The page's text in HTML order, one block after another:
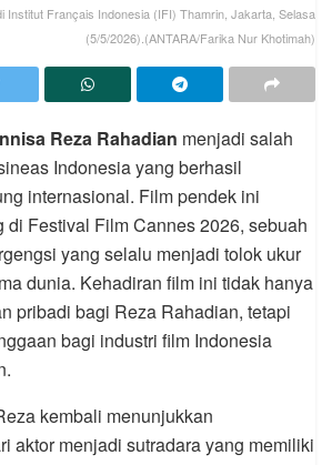
Institut Français Indonesia (IFI) Thamrin, Jakarta, Selasa
(5/5/2026).(ANTARA/Farika Nur Khotimah)
Reza Rahadian menjadi salah
Indonesia yang berhasil
internasional. Film pendek ini
di Festival Film Cannes 2026, sebuah
yang selalu menjadi tolok ukur
dunia. Kehadiran film ini tidak hanya
pribadi bagi Reza Rahadian, tetapi
bagi industri film Indonesia
kembali menunjukkan
aktor menjadi sutradara yang memiliki